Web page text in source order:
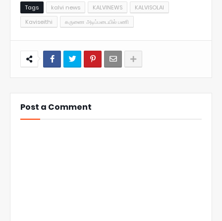
Tags kalvi news KALVINEWS
KALVISOLAI
Kaviseithi
கருணை அடிப்படையில் பணி
Post a Comment